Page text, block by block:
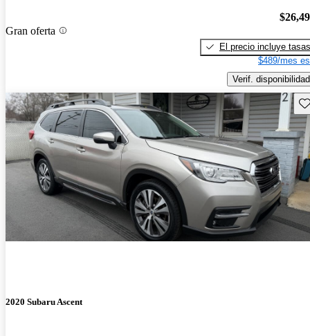
Gran oferta
El precio incluye tasas
$489/mes
Verif. disponibilidad
2020 Subaru Ascent